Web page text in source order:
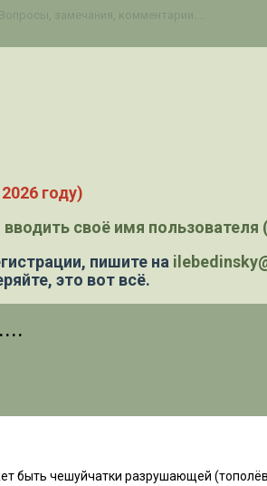
Вопросы, замечания, комментарии....
году)
своё имя пользователя
пишите на
это вот всё.
быть чешуйчатки разрушающей